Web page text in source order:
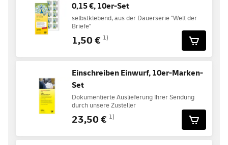
0,15 €, 10er-Set
selbstklebend, aus der Dauerserie "Welt der
Briefe"
1,50 € 1)
Einschreiben Einwurf, 10er-Marken-
Set
Dokumentierte Auslieferung Ihrer Sendung
durch unsere Zusteller
23,50 € 1)